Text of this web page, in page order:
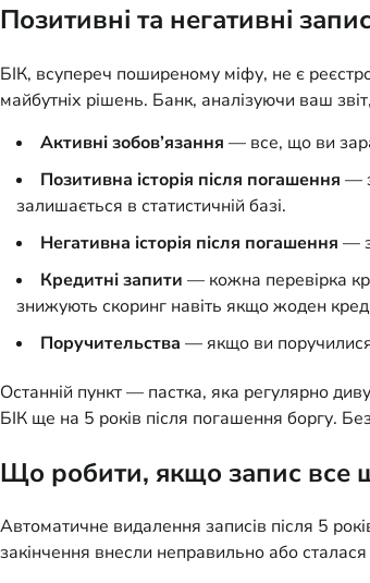
Позитивні та негативні
БІК, всупереч поширеному міфу, не є
майбутніх рішень. Банк, аналізуючи ваш
Активні зобов’язання — все, що ви
Позитивна історія після погашення —
залишається в статистичній базі.
Негативна історія після погашення —
Кредитні запити — кожна перевірка
знижують скоринг навіть якщо жоден
Поручительства — якщо ви
Останній пункт — пастка, яка регулярно
БІК ще на 5 років після погашення боргу.
Що робити, якщо запис все
Автоматичне видалення записів після 5
закінчення внесли неправильно або